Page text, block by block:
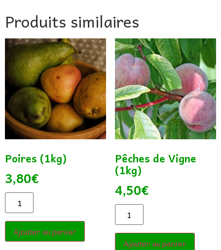
Produits similaires
Poires (1kg)
3,80€
Ajouter au panier
Pêches de Vigne
(1kg)
4,50€
Ajouter au panier